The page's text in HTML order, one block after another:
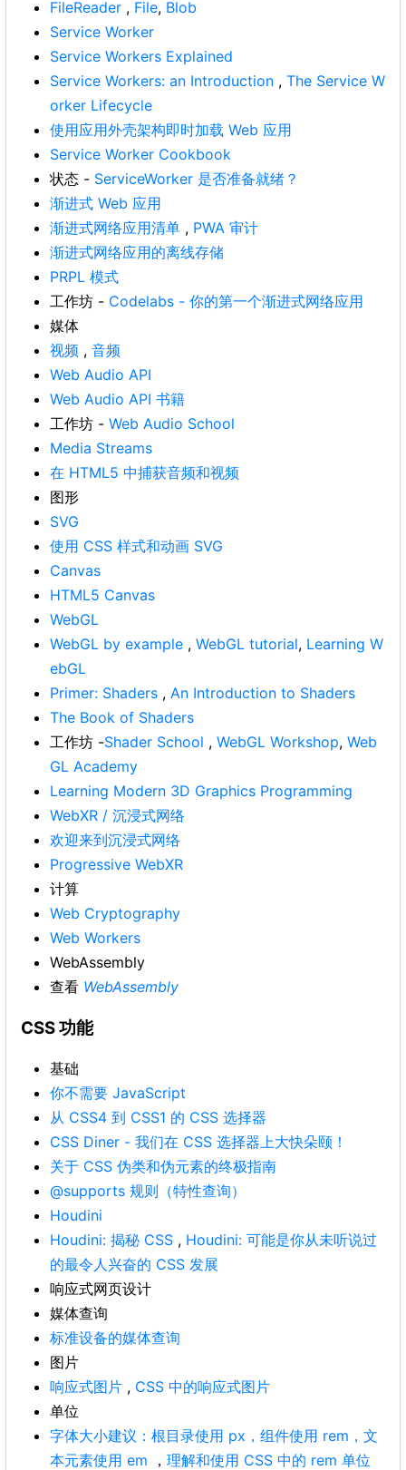
FileReader , File, Blob
Service Worker
Service Workers Explained
Service Workers: an Introduction , The Service W
orker Lifecycle
使用应用外壳架构即时加载 Web 应用
Service Worker Cookbook
状态 - ServiceWorker 是否准备就绪？
渐进式 Web 应用
渐进式网络应用清单 , PWA 审计
渐进式网络应用的离线存储
PRPL 模式
工作坊 - Codelabs - 你的第一个渐进式网络应用
媒体
视频 , 音频
Web Audio API
Web Audio API 书籍
工作坊 - Web Audio School
Media Streams
在 HTML5 中捕获音频和视频
图形
SVG
使用 CSS 样式和动画 SVG
Canvas
HTML5 Canvas
WebGL
WebGL by example , WebGL tutorial, Learning W
ebGL
Primer: Shaders , An Introduction to Shaders
The Book of Shaders
工作坊 -Shader School , WebGL Workshop, Web
GL Academy
Learning Modern 3D Graphics Programming
WebXR / 沉浸式网络
欢迎来到沉浸式网络
Progressive WebXR
计算
Web Cryptography
Web Workers
WebAssembly
查看 WebAssembly
CSS 功能
基础
你不需要 JavaScript
从 CSS4 到 CSS1 的 CSS 选择器
CSS Diner - 我们在 CSS 选择器上大快朵颐！
关于 CSS 伪类和伪元素的终极指南
@supports 规则（特性查询）
Houdini
Houdini: 揭秘 CSS , Houdini: 可能是你从未听说过
的最令人兴奋的 CSS 发展
响应式网页设计
媒体查询
标准设备的媒体查询
图片
响应式图片 , CSS 中的响应式图片
单位
字体大小建议：根目录使用 px，组件使用 rem，文
本元素使用 em ， 理解和使用 CSS 中的 rem 单位